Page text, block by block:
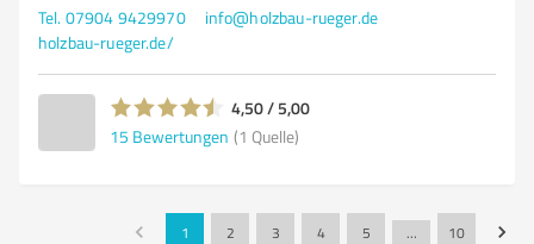
Tel. 07904 9429970
info@holzbau-rueger.de
holzbau-rueger.de/
4,50 / 5,00
15 Bewertungen (1 Quelle)
1 2 3 4 5 … 10